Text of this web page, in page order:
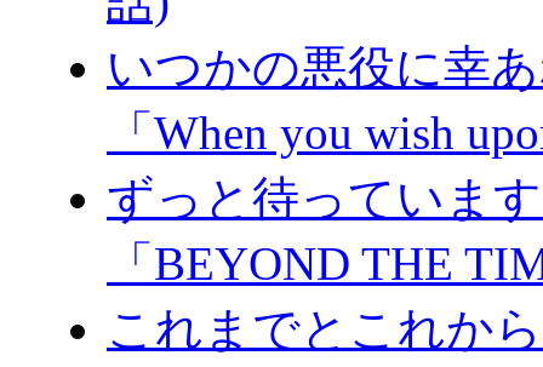
いつかの悪役に幸
「When you wish
ずっと待っていま
「BEYOND THE
これまでとこれか